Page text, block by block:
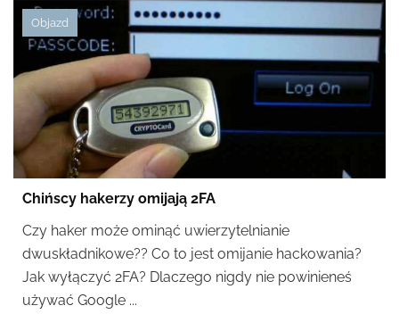
Objazd
Chińscy hakerzy omijają 2FA
Czy haker może ominąć uwierzytelnianie
dwuskładnikowe?? Co to jest omijanie hackowania?
Jak wyłączyć 2FA? Dlaczego nigdy nie powinieneś
używać Google ...